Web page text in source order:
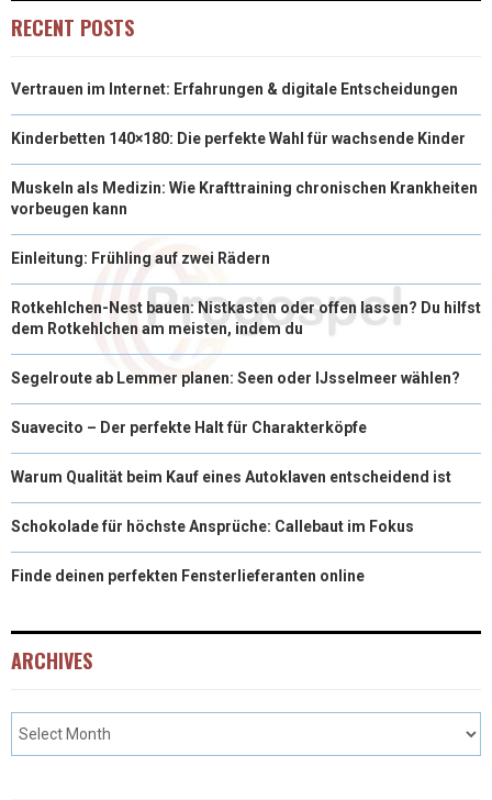
RECENT POSTS
Vertrauen im Internet: Erfahrungen & digitale Entscheidungen
Kinderbetten 140×180: Die perfekte Wahl für wachsende Kinder
Muskeln als Medizin: Wie Krafttraining chronischen Krankheiten
vorbeugen kann
Einleitung: Frühling auf zwei Rädern
Rotkehlchen-Nest bauen: Nistkasten oder offen lassen? Du hilfst
dem Rotkehlchen am meisten, indem du
Segelroute ab Lemmer planen: Seen oder IJsselmeer wählen?
Suavecito – Der perfekte Halt für Charakterköpfe
Warum Qualität beim Kauf eines Autoklaven entscheidend ist
Schokolade für höchste Ansprüche: Callebaut im Fokus
Finde deinen perfekten Fensterlieferanten online
ARCHIVES